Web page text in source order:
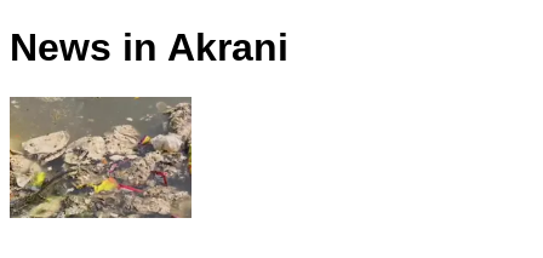
News in Akrani